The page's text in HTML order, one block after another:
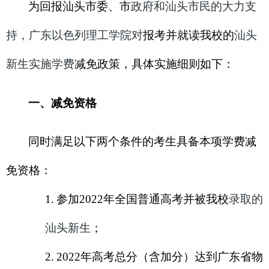
为回报汕头市委、市政府和汕头市民的大力支
持，广东以色列理工学院对报考并就读我校的汕头
新生实施学费减免政策，具体实施细则如下：
一、减免资格
同时满足以下两个条件的考生具备本项学费减
免资格：
1. 参加2022年全国普通高考并被我校录取的
汕头新生 ；
2. 2022年高考总分（含加分）达到广东省物